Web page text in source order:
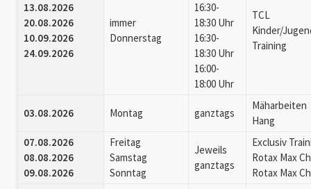
13.08.2026
20.08.2026
10.09.2026
24.09.2026
immer
Donnerstag
16:30-
18:30 Uhr
16:30-
18:30 Uhr
16:00-
18:00 Uhr
TCL
Kinder/
Training
03.08.2026 Montag ganztags
Mäharbeiten
Hang
07.08.2026
08.08.2026
09.08.2026
Freitag
Samstag
Sonntag
Jeweils
ganztags
Exclusiv
Rotax Max
Rotax Max